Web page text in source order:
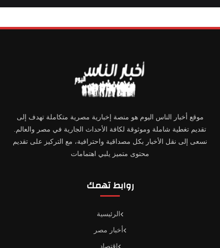
موقع أخبار الناس اليوم هو منصة إخبارية مصرية متكاملة تهدف إلى
تقديم تغطية شاملة وموثوقة لكافة الأحداث الجارية في مصر والعالم.
نسعى إلى نقل الأخبار بكل مصداقية واحترافية، مع التركيز على تقديم
محتوى متميز يلبي اهتمامات
روابط تهمك
الرئيسية
أخبار مصر
اقتصاد